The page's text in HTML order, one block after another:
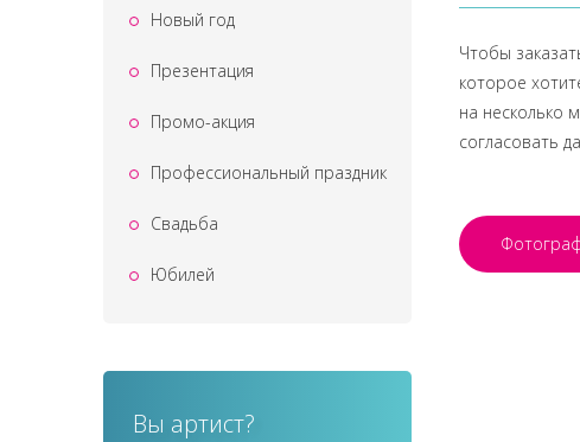
Новый год
Презентация
Промо-акция
Профессиональный праздник
Свадьба
Юбилей
Вы артист?
Чтобы
которое
на несколько
согласовать